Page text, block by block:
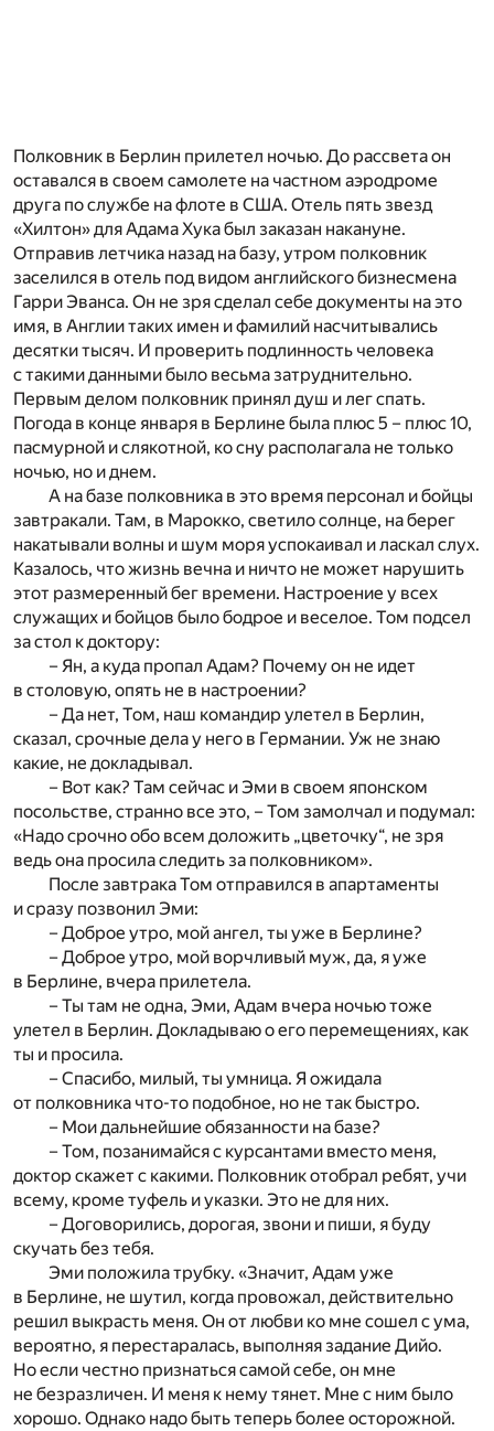
Полковник в Берлин прилетел ночью. До рассвета он
оставался в своем самолете на частном аэродроме
друга по службе на флоте в США. Отель пять звезд
«Хилтон» для Адама Хука был заказан накануне.
Отправив летчика назад на базу, утром полковник
заселился в отель под видом английского бизнесмена
Гарри Эванса. Он не зря сделал себе документы на это
имя, в Англии таких имен и фамилий насчитывались
десятки тысяч. И проверить подлинность человека
с такими данными было весьма затруднительно.
Первым делом полковник принял душ и лег спать.
Погода в конце января в Берлине была плюс 5 – плюс 10,
пасмурной и слякотной, ко сну располагала не только
ночью, но и днем.
А на базе полковника в это время персонал и бойцы
завтракали. Там, в Марокко, светило солнце, на берег
накатывали волны и шум моря успокаивал и ласкал слух.
Казалось, что жизнь вечна и ничто не может нарушить
этот размеренный бег времени. Настроение у всех
служащих и бойцов было бодрое и веселое. Том подсел
за стол к доктору:
– Ян, а куда пропал Адам? Почему он не идет
в столовую, опять не в настроении?
– Да нет, Том, наш командир улетел в Берлин,
сказал, срочные дела у него в Германии. Уж не знаю
какие, не докладывал.
– Вот как? Там сейчас и Эми в своем японском
посольстве, странно все это, – Том замолчал и подумал:
«Надо срочно обо всем доложить „цветочку“, не зря
ведь она просила следить за полковником».
После завтрака Том отправился в апартаменты
и сразу позвонил Эми:
– Доброе утро, мой ангел, ты уже в Берлине?
– Доброе утро, мой ворчливый муж, да, я уже
в Берлине, вчера прилетела.
– Ты там не одна, Эми, Адам вчера ночью тоже
улетел в Берлин. Докладываю о его перемещениях, как
ты и просила.
– Спасибо, милый, ты умница. Я ожидала
от полковника что-то подобное, но не так быстро.
– Мои дальнейшие обязанности на базе?
– Том, позанимайся с курсантами вместо меня,
доктор скажет с какими. Полковник отобрал ребят, учи
всему, кроме туфель и указки. Это не для них.
– Договорились, дорогая, звони и пиши, я буду
скучать без тебя.
Эми положила трубку. «Значит, Адам уже
в Берлине, не шутил, когда провожал, действительно
решил выкрасть меня. Он от любви ко мне сошел с ума,
вероятно, я перестаралась, выполняя задание Дийо.
Но если честно признаться самой себе, он мне
не безразличен. И меня к нему тянет. Мне с ним было
хорошо. Однако надо быть теперь более осторожной.